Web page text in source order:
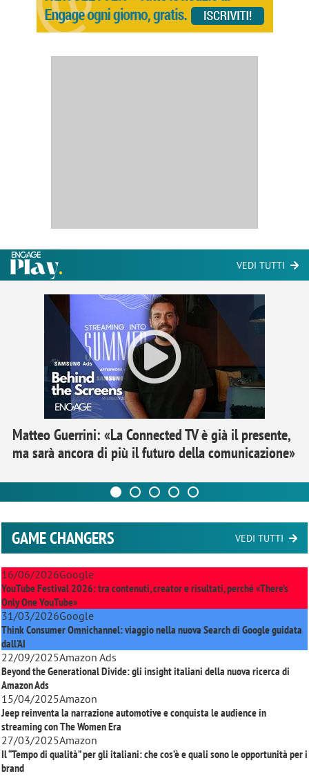
VEDI TUTTI
Matteo Guerrini: «La Connected TV è già il presente,
ma sarà ancora di più il futuro della comunicazione»
GAME CHANGERS VEDI TUTTI
16/06/2026Google
YouTube Festival 2026: tra contenuti, creator e risultati, perché «There’s
Only One YouTube»
31/03/2026Google
Think Consumer Omnichannel: viaggio nella nuova Search di Google guidata
dall'AI
22/09/2025Amazon Ads
Beyond the Generational Divide: gli insight italiani della nuova ricerca di
Amazon Ads
15/04/2025Amazon
Jeep reinventa la narrazione automotive e conquista le audience in
streaming conThe Women Era
27/03/2025Amazon
Il “Tempo di qualità” per gli italiani: che cos’è e quali sono le opportunità per i
brand